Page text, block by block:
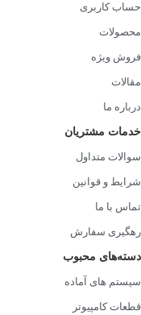
اوست می‌تواند پاسخگوی
حساب کاربری
محصولات
فروش ویژه
مقالات
درباره ما
خدمات مشتریان
سوالات متداول
شرایط و قوانین
تماس با ما
رهگیری سفارش
دسته‌های محبوب
سیستم های آماده
قطعات کامپیوتر